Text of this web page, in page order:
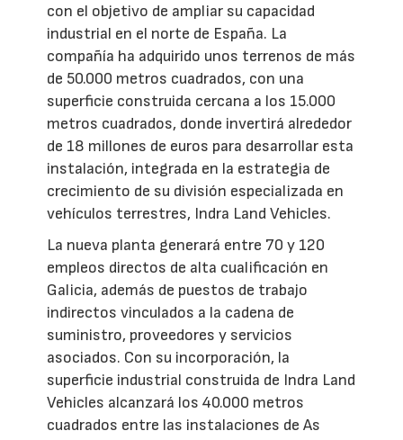
con el objetivo de ampliar su capacidad
industrial en el norte de España. La
compañía ha adquirido unos terrenos de más
de 50.000 metros cuadrados, con una
superficie construida cercana a los 15.000
metros cuadrados, donde invertirá alrededor
de 18 millones de euros para desarrollar esta
instalación, integrada en la estrategia de
crecimiento de su división especializada en
vehículos terrestres, Indra Land Vehicles.
La nueva planta generará entre 70 y 120
empleos directos de alta cualificación en
Galicia, además de puestos de trabajo
indirectos vinculados a la cadena de
suministro, proveedores y servicios
asociados. Con su incorporación, la
superficie industrial construida de Indra Land
Vehicles alcanzará los 40.000 metros
cuadrados entre las instalaciones de As